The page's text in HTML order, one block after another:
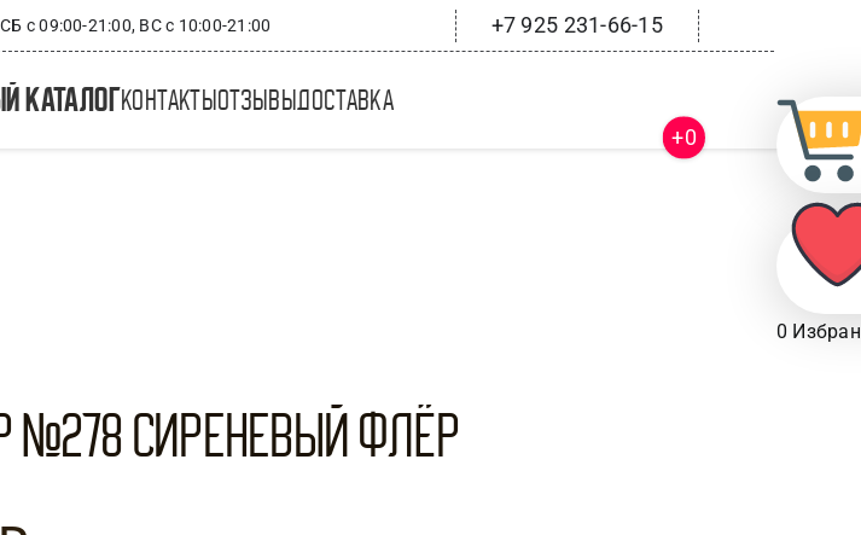
с 09:00-21:00, ВС с 10:00-21:00 +7 925 231-66-15
каталогконтакты отзывы доставка
+0
0
№278 Сиреневый флёр